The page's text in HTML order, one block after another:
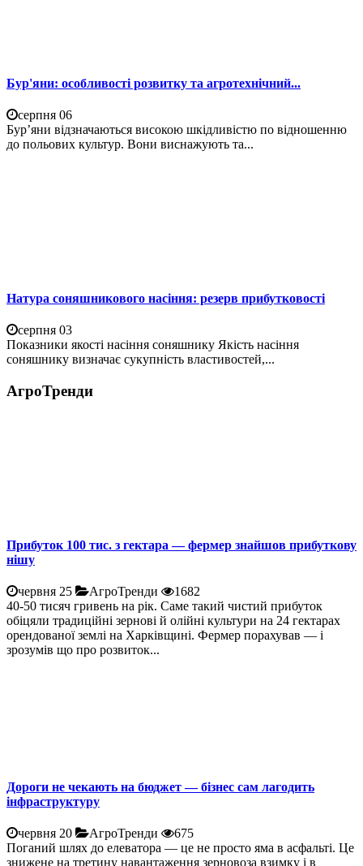
Бур'яни: особливості розвитку та агротехнічний...
серпня 06
Бур’яни відзначаються високою шкідливістю по відношенню
до польових культур. Вони виснажують та...
Натура соняшникового насіння: резерв прибутковості
серпня 03
Показники якості насіння соняшнику Якість насіння
соняшнику визначає сукупність властивостей,...
АгроТренди
Прибуток 100 тис. з гектара — фермер знайшов прибуткову
нішу
червня 25 АгроТренди
1682
40-50 тисяч гривень на рік. Саме такий чистий прибуток
обіцяли традиційні зернові й олійні культури на 24 гектарах
орендованої землі на Харківщині. Фермер порахував — і
зрозумів що про розвиток...
Дороги не чекають на бюджет — бізнес сам лагодить
інфраструктуру
червня 20 АгроТренди
675
Поганий шлях до елеватора — це не просто яма в асфальті. Це
знижене на третину навантаження зерновоза взимку і в